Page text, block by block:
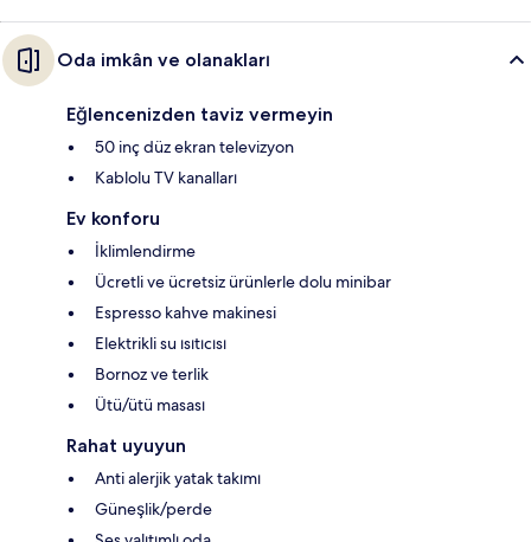
Oda imkân ve olanakları
Eğlencenizden taviz vermeyin
50 inç düz ekran televizyon
Kablolu TV kanalları
Ev konforu
İklimlendirme
Ücretli ve ücretsiz ürünlerle dolu minibar
Espresso kahve makinesi
Elektrikli su ısıtıcısı
Bornoz ve terlik
Ütü/ütü masası
Rahat uyuyun
Anti alerjik yatak takımı
Güneşlik/perde